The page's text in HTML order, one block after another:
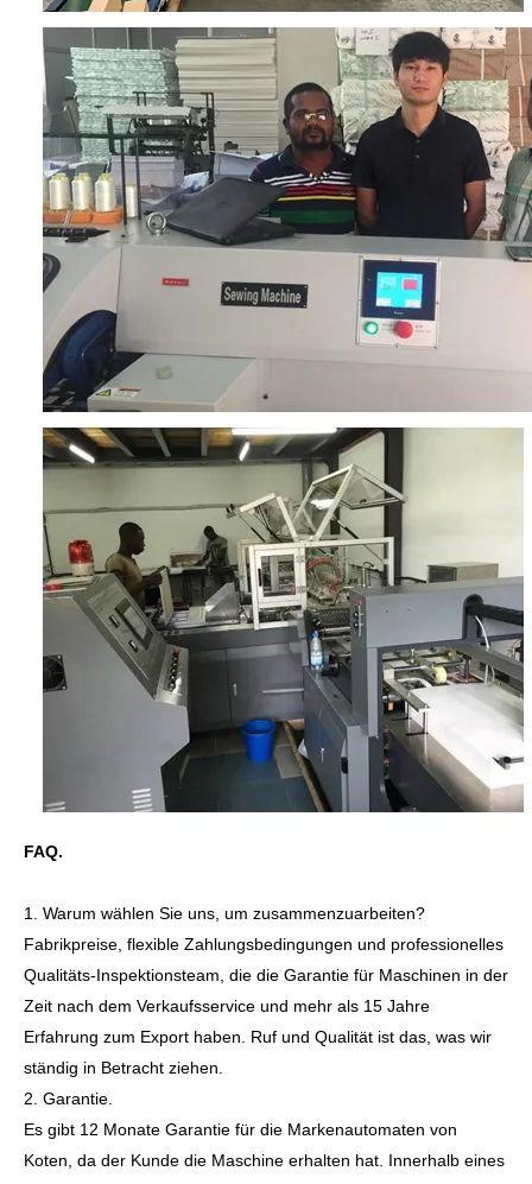
FAQ.
1. Warum wählen Sie uns, um zusammenzuarbeiten?
Fabrikpreise, flexible Zahlungsbedingungen und professionelles
Qualitäts-Inspektionsteam, die die Garantie für Maschinen in der
Zeit nach dem Verkaufsservice und mehr als 15 Jahre
Erfahrung zum Export haben. Ruf und Qualität ist das, was wir
ständig in Betracht ziehen.
2. Garantie.
Es gibt 12 Monate Garantie für die Markenautomaten von
Koten, da der Kunde die Maschine erhalten hat. Innerhalb eines